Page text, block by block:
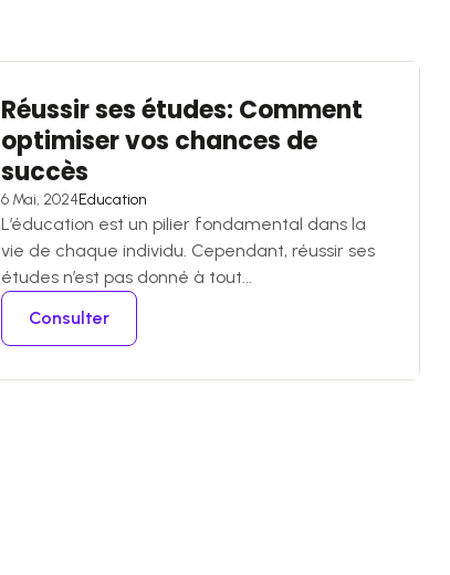
Réussir ses études: Comment
optimiser vos chances de
succès
6 Mai, 2024Education
L’éducation est un pilier fondamental dans la
vie de chaque individu. Cependant, réussir ses
études n’est pas donné à tout...
Consulter